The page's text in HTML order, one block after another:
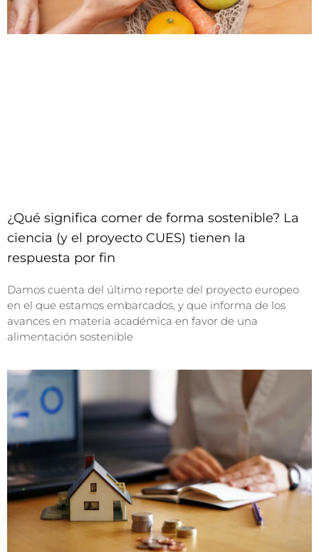
¿Qué significa comer de forma sostenible? La
ciencia (y el proyecto CUES) tienen la
respuesta por fin
Damos cuenta del último reporte del proyecto europeo
en el que estamos embarcados, y que informa de los
avances en materia académica en favor de una
alimentación sostenible